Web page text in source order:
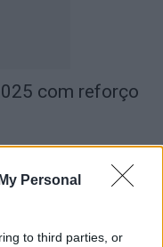
Personal
to third parties, or
com reforço